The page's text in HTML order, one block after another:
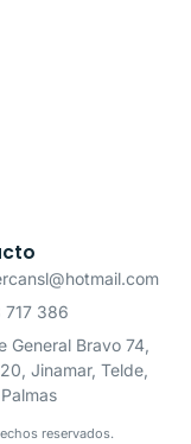
717 386
General Bravo 74,
Jinamar, Telde,
reservados.